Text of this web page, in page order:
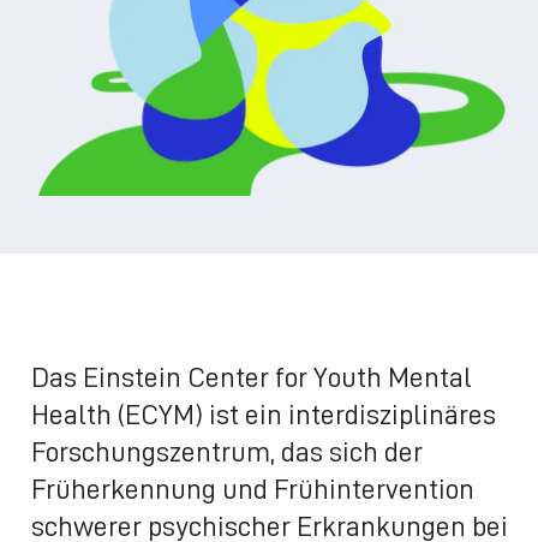
Das Einstein Center for Youth Mental
Health (ECYM) ist ein interdisziplinäres
Forschungszentrum, das sich der
Früherkennung und Frühintervention
schwerer psychischer Erkrankungen bei